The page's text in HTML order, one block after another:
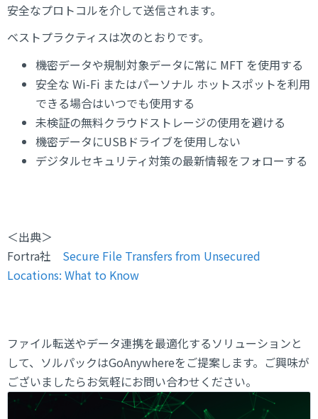
安全なプロトコルを介して送信されます。
ベストプラクティスは次のとおりです。
機密データや規制対象データに常に MFT を使用する
安全な Wi-Fi またはパーソナル ホットスポットを利用
できる場合はいつでも使用する
未検証の無料クラウドストレージの使用を避ける
機密データにUSBドライブを使用しない
デジタルセキュリティ対策の最新情報をフォローする
＜出典＞
Fortra社 Secure File Transfers from Unsecured
Locations: What to Know
ファイル転送やデータ連携を最適化するソリューションと
して、ソルパックはGoAnywhereをご提案します。ご興味が
ございましたらお気軽にお問い合わせください。